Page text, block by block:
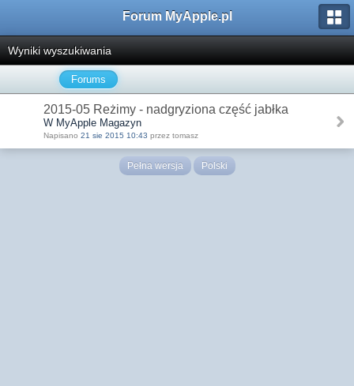
Forum MyApple.pl
Wyniki wyszukiwania
Forums
2015-05 Reżimy - nadgryziona część jabłka
W MyApple Magazyn
Napisano 21 sie 2015 10:43 przez tomasz
Pełna wersja Polski